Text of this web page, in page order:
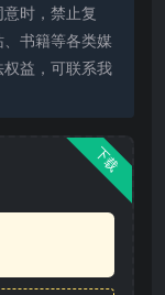
时，禁止复
书籍等各类媒
益，可联系我
下载